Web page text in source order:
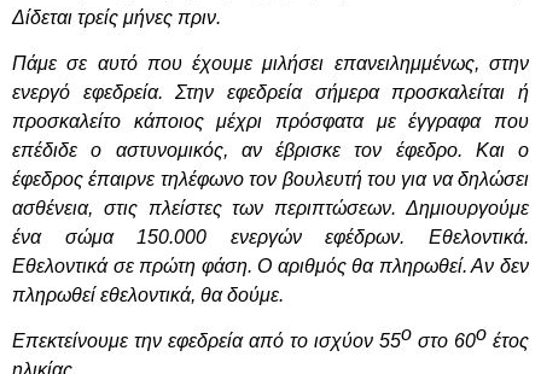
Δίδεται τρείς μήνες πριν.
Πάμε σε αυτό που έχουμε μιλήσει επανειλημμένως, στην
ενεργό εφεδρεία. Στην εφεδρεία σήμερα προσκαλείται ή
προσκαλείτο κάποιος μέχρι πρόσφατα με έγγραφα που
επέδιδε ο αστυνομικός, αν έβρισκε τον έφεδρο. Και ο
έφεδρος έπαιρνε τηλέφωνο τον βουλευτή του για να δηλώσει
ασθένεια, στις πλείστες των περιπτώσεων. Δημιουργούμε
ένα σώμα 150.000 ενεργών εφέδρων. Εθελοντικά.
Εθελοντικά σε πρώτη φάση. Ο αριθμός θα πληρωθεί. Αν δεν
πληρωθεί εθελοντικά, θα δούμε.
Επεκτείνουμε την εφεδρεία από το ισχύον 55ο στο 60ο έτος